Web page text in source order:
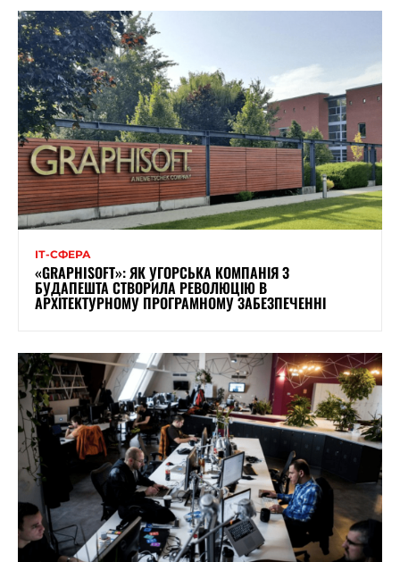
ІТ-СФЕРА
«GRAPHISOFT»: ЯК УГОРСЬКА КОМПАНІЯ З
БУДАПЕШТА СТВОРИЛА РЕВОЛЮЦІЮ В
АРХІТЕКТУРНОМУ ПРОГРАМНОМУ ЗАБЕЗПЕЧЕННІ